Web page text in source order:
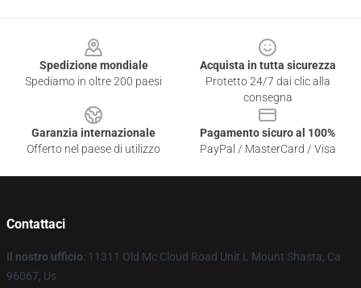
Spedizione mondiale
Spediamo in oltre 200 paesi
Acquista in tutta sicurezza
Protetto 24/7 dai clic alla
consegna
Garanzia internazionale
Offerto nel paese di utilizzo
Pagamento sicuro al 100%
PayPal / MasterCard / Visa
Contattaci
Il nostro ufficio: 11311 Old Mc Cloud Road Unit L Mount Shasta, Ca
96067, Us